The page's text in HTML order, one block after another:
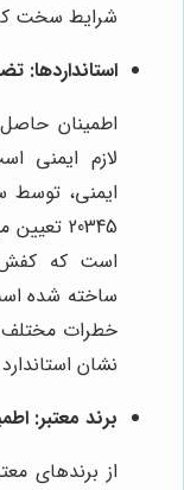
شرایط سخت
استانداردها:
اطمینان
لازم ایمنی
20345
است که کفش
ساخته شده
خطرات مختلف
نشان
برند معتبر:
از برندهای